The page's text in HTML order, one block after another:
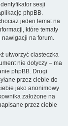
sesji
phpBB.
jeden temat na
które tematy
nawigacji na forum.
utworzyć ciasteczka
nie dotyczy – ma
phpBB. Drugi
przez ciebie do
jako anonimowy
założone na
przez ciebie